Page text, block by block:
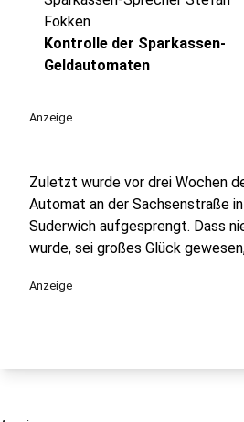
Fokken
Kontrolle der Sparkassen-
Geldautomaten
Anzeige
Zuletzt wurde vor drei Wochen
Automat an der Sachsenstraße
Suderwich aufgesprengt. Dass
wurde, sei großes Glück
Anzeige